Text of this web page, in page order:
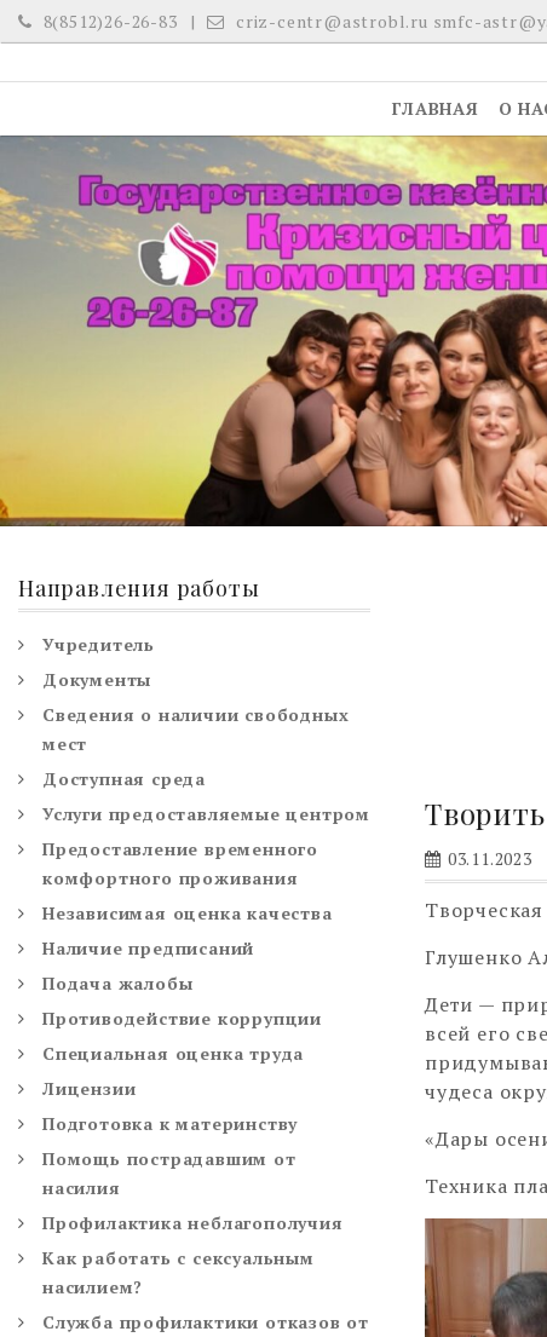
Skip
to
8(8512)26-26-83 criz-centr@astrobl.ru smfc-
ГЛАВНАЯ О
03.11.2023
Глушенко
Дети —
всей его
чудеса
«Дары
Техника
Направления работы
Учредитель
Документы
Сведения о наличии свободных
мест
Доступная среда
Услуги предоставляемые центром
Предоставление временного
комфортного проживания
Независимая оценка качества
Наличие предписаний
Подача жалобы
Противодействие коррупции
Специальная оценка труда
Лицензии
Подготовка к материнству
Помощь пострадавшим от
насилия
Профилактика неблагополучия
Как работать с сексуальным
насилием?
Служба профилактики отказов от